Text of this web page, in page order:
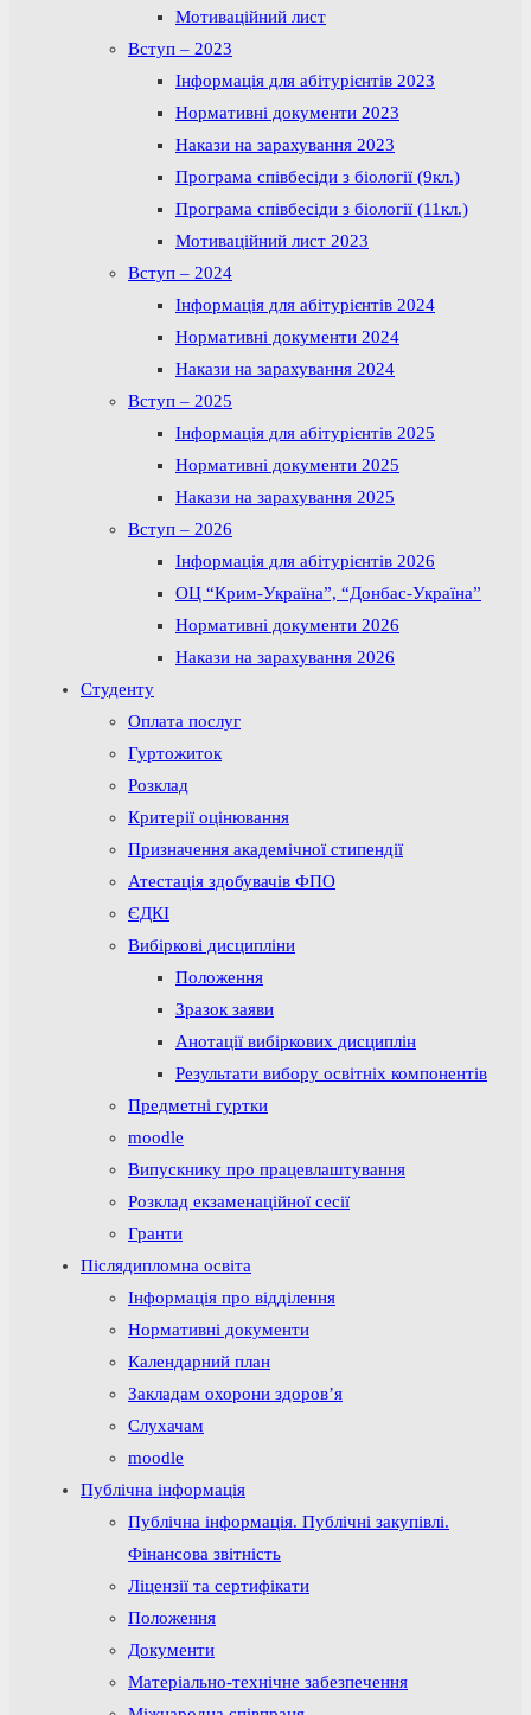
Мотиваційний лист
Вступ – 2023
Інформація для абітурієнтів 2023
Нормативні документи 2023
Накази на зарахування 2023
Програма співбесіди з біології (9кл.)
Програма співбесіди з біології (11кл.)
Мотиваційний лист 2023
Вступ – 2024
Інформація для абітурієнтів 2024
Нормативні документи 2024
Накази на зарахування 2024
Вступ – 2025
Інформація для абітурієнтів 2025
Нормативні документи 2025
Накази на зарахування 2025
Вступ – 2026
Інформація для абітурієнтів 2026
ОЦ “Крим-Україна”, “Донбас-Україна”
Нормативні документи 2026
Накази на зарахування 2026
Студенту
Оплата послуг
Гуртожиток
Розклад
Критерії оцінювання
Призначення академічної стипендії
Атестація здобувачів ФПО
ЄДКІ
Вибіркові дисципліни
Положення
Зразок заяви
Анотації вибіркових дисциплін
Результати вибору освітніх компонентів
Предметні гуртки
moodle
Випускнику про працевлаштування
Розклад екзаменаційної сесії
Гранти
Післядипломна освіта
Інформація про відділення
Нормативні документи
Календарний план
Закладам охорони здоров’я
Слухачам
moodle
Публічна інформація
Публічна інформація. Публічні закупівлі.
Фінансова звітність
Ліцензії та сертифікати
Положення
Документи
Матеріально-технічне забезпечення